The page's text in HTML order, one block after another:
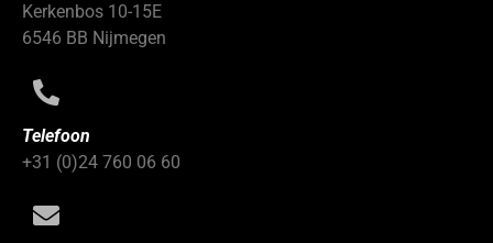
Kerkenbos 10-15E
6546 BB Nijmegen
Telefoon
+31 (0)24 760 06 60